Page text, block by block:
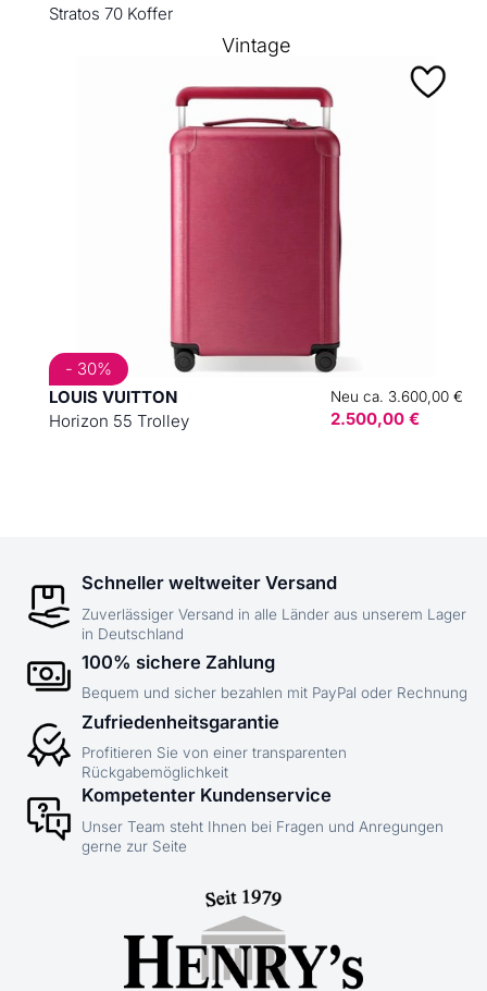
Stratos 70 Koffer
LOUIS VUITTON
Horizon 55 Trolley
Neu ca. 3.600,00 €
2.500,00 €
- 30%
Vintage
Schneller weltweiter Versand
Zuverlässiger Versand in alle Länder aus unserem Lager
in Deutschland
100% sichere Zahlung
Bequem und sicher bezahlen mit PayPal oder Rechnung
Zufriedenheitsgarantie
Profitieren Sie von einer transparenten
Rückgabemöglichkeit
Kompetenter Kundenservice
Unser Team steht Ihnen bei Fragen und Anregungen
gerne zur Seite